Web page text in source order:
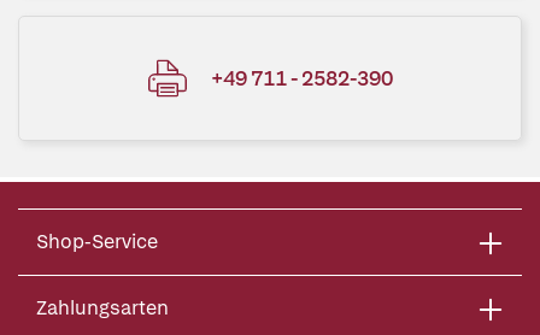
+49 711 - 2582-390
Shop-Service
Zahlungsarten